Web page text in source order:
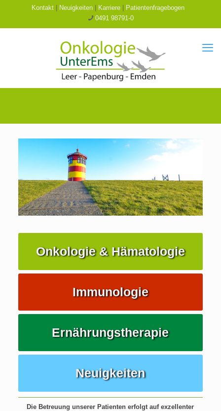
Kontakt Neuigkeiten Karriere
Patientenfragebogen
0491 98791-0
Onkologie & Hämatologie
Immunologie
Ernährungstherapie
Neuigkeiten
Die Betreuung unserer Patienten erfolgt auf exzellenter